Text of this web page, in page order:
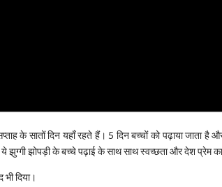
के सातों दिन यहाँ रहते हैं। 5 दिन बच्चों को पढ़ाया जाता है
झोपड़ी के बच्चे पढ़ाई के साथ साथ स्वच्छता और देश प्रेम
दिया।